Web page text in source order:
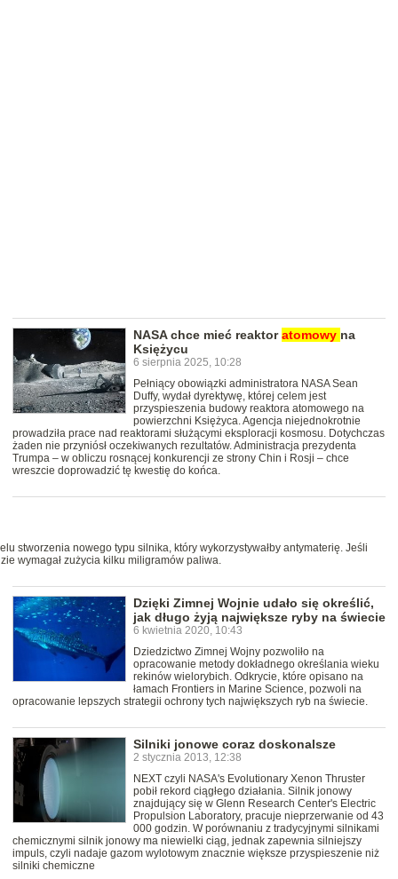
NASA chce mieć reaktoratomowy na
Księżycu
6 sierpnia 2025, 10:28
Pełniący obowiązki administratora NASA Sean
Duffy, wydał dyrektywę, której celem jest
przyspieszenia budowy reaktora atomowego na
powierzchni Księżyca. Agencja niejednokrotnie
prowadziła prace nad reaktorami służącymi eksploracji kosmosu. Dotychczas
żaden nie przyniósł oczekiwanych rezultatów. Administracja prezydenta
Trumpa – w obliczu rosnącej konkurencji ze strony Chin i Rosji – chce
wreszcie doprowadzić tę kwestię do końca.
stworzenia nowego typu silnika, który wykorzystywałby antymaterię. Jeśli
wymagał zużycia kilku miligramów paliwa.
Dzięki Zimnej Wojnie udało się określić,
jak długo żyją największe ryby na świecie
6 kwietnia 2020, 10:43
Dziedzictwo Zimnej Wojny pozwoliło na
opracowanie metody dokładnego określania wieku
rekinów wielorybich. Odkrycie, które opisano na
łamach Frontiers in Marine Science, pozwoli na
opracowanie lepszych strategii ochrony tych największych ryb na świecie.
Silniki jonowe coraz doskonalsze
2 stycznia 2013, 12:38
NEXT czyli NASA's Evolutionary Xenon Thruster
pobił rekord ciągłego działania. Silnik jonowy
znajdujący się w Glenn Research Center's Electric
Propulsion Laboratory, pracuje nieprzerwanie od 43
000 godzin. W porównaniu z tradycyjnymi silnikami
chemicznymi silnik jonowy ma niewielki ciąg, jednak zapewnia silniejszy
impuls, czyli nadaje gazom wylotowym znacznie większe przyspieszenie niż
silniki chemiczne